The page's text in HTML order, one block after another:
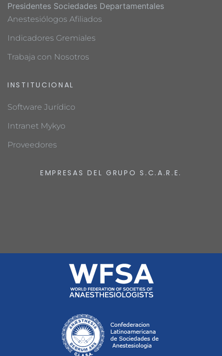
Presidentes Sociedades Departamentales
Anestesiólogos Afiliados
Indicadores Gremiales
Trabaja con Nosotros
INSTITUCIONAL
Software Jurídico
Intranet Mykyo
Proveedores
EMPRESAS DEL GRUPO S.C.A.R.E.